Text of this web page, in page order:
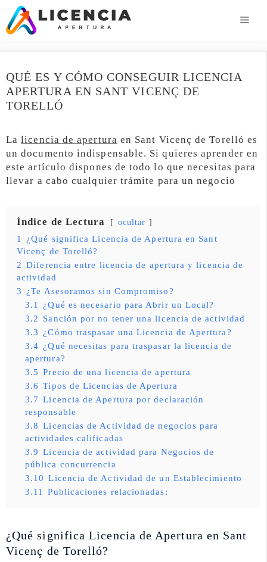
Saltar
contenido
QUÉ ES Y CÓMO CONSEGUIR LICENCIA
APERTURA EN SANT VICENÇ DE
TORELLÓ
Lalicencia de apertura en Sant Vicenç de Torelló es
un documento indispensable. Si quieres aprender en
este artículo dispones de todo lo que necesitas para
llevar a cabo cualquier trámite para un negocio
Índice de Lectura ocultar
1
¿Qué significa Licencia de Apertura en Sant
Vicenç de Torelló?
2 Diferencia entre licencia de apertura y licencia de
actividad
3 ¿Te Asesoramos sin Compromiso?
3.1
¿Qué es necesario para Abrir un Local?
3.2 Sanción por no tener una licencia de actividad
3.3 ¿Cómo traspasar una Licencia de Apertura?
3.4 ¿Qué necesitas para traspasar la licencia de
apertura?
3.5 Precio de una licencia de apertura
3.6 Tipos de Licencias de Apertura
3.7 Licencia de Apertura por declaración
responsable
3.8 Licencias de Actividad de negocios para
actividades calificadas
3.9 Licencia de actividad para Negocios de
pública concurrencia
3.10 Licencia de Actividad de un Establecimiento
3.11
Publicaciones relacionadas:
¿Qué significa Licencia de Apertura en Sant
Vicenç de Torelló?